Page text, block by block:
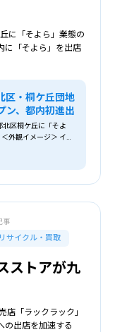
に「そよら」業態の
に「そよら」を出店
区・桐ケ丘団地
ン、都内初進出
区桐ケ丘に「そよ
外観イメージ＞ イオ
するのは初めて。
地
リサイクル・買取
事
ストアが九
「ラックラック」
の出店を加速する